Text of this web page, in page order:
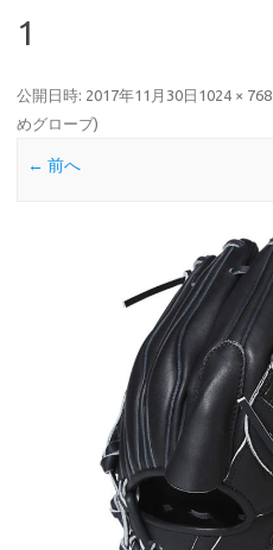
1
公開日時: 2017年11月30日 1024 × 768
めグローブ)
← 前へ